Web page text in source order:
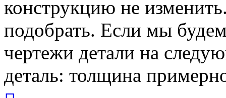
конструкцию не
подобрать. Если мы
чертежи детали на
деталь: толщина